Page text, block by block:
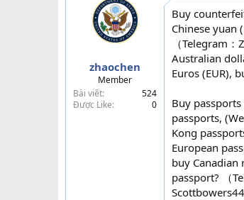
g
ử
i
zhaochen
Member
Bài viết
524
Được Like
0
Buy
Chinese yuan
（Telegram
Australian
Euros (EUR),
Buy
passports,
Kong
European
buy Canadian
passport? （